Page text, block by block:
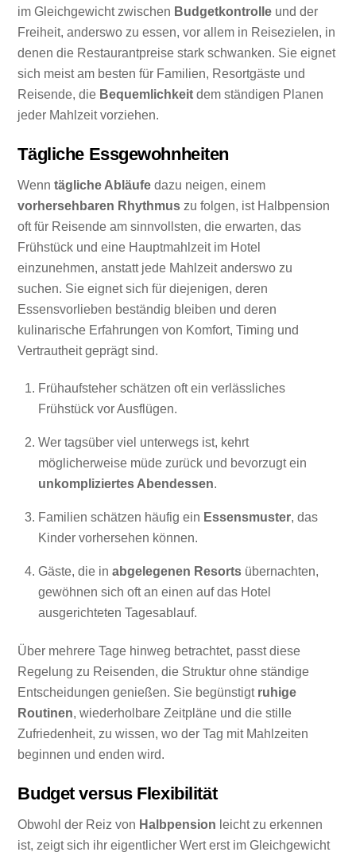
im Gleichgewicht zwischen Budgetkontrolle und der
Freiheit, anderswo zu essen, vor allem in Reisezielen, in
denen die Restaurantpreise stark schwanken. Sie eignet
sich meist am besten für Familien, Resortgäste und
Reisende, die Bequemlichkeit dem ständigen Planen
jeder Mahlzeit vorziehen.
Tägliche Essgewohnheiten
Wenntägliche Abläufe dazu neigen, einem
vorhersehbaren Rhythmus zu folgen, ist Halbpension
oft für Reisende am sinnvollsten, die erwarten, das
Frühstück und eine Hauptmahlzeit im Hotel
einzunehmen, anstatt jede Mahlzeit anderswo zu
suchen. Sie eignet sich für diejenigen, deren
Essensvorlieben beständig bleiben und deren
kulinarische Erfahrungen von Komfort, Timing und
Vertrautheit geprägt sind.
Frühaufsteher schätzen oft ein verlässliches
Frühstück vor Ausflügen.
Wer tagsüber viel unterwegs ist, kehrt
möglicherweise müde zurück und bevorzugt ein
unkompliziertes Abendessen.
Familien schätzen häufig ein Essensmuster, das
Kinder vorhersehen können.
Gäste, die in abgelegenen Resorts übernachten,
gewöhnen sich oft an einen auf das Hotel
ausgerichteten Tagesablauf.
Über mehrere Tage hinweg betrachtet, passt diese
Regelung zu Reisenden, die Struktur ohne ständige
Entscheidungen genießen. Sie begünstigt ruhige
Routinen, wiederholbare Zeitpläne und die stille
Zufriedenheit, zu wissen, wo der Tag mit Mahlzeiten
beginnen und enden wird.
Budget versus Flexibilität
Obwohl der Reiz von Halbpension leicht zu erkennen
ist, zeigt sich ihr eigentlicher Wert erst im Gleichgewicht